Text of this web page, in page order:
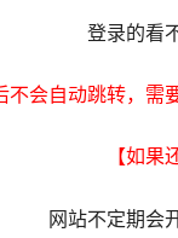
登录的看
不会自动跳转，需
【如果
网站不定期会